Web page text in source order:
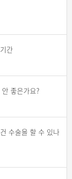
간
좋은가요?
수술을 할 수 있나